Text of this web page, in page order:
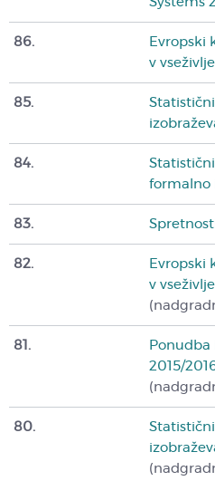
86.
Evropski
v
85.
84.
formalno
83.
82.
Evropski
v
81.
Ponudba
2015/
80. Statistični